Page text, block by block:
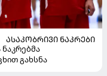
ᲐᲡᲐᲙᲝᲑᲠᲘᲕᲘ ᲜᲐᲙᲠᲔᲑᲘ
გახსნა